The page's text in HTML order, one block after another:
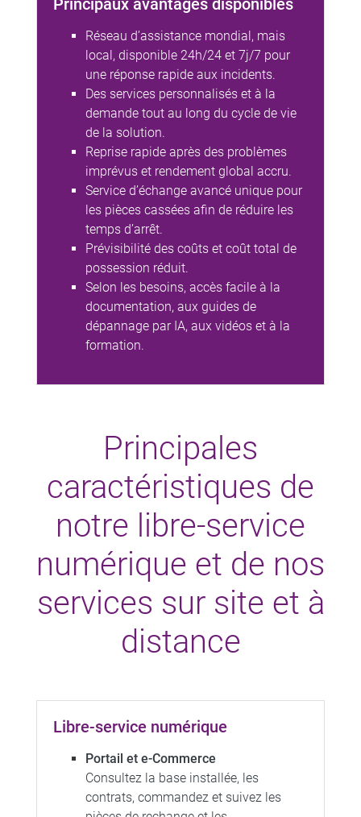
Principaux avantages disponibles
Réseau d’assistance mondial, mais
local, disponible 24h/24 et 7j/7 pour
une réponse rapide aux incidents.
Des services personnalisés et à la
demande tout au long du cycle de vie
de la solution.
Reprise rapide après des problèmes
imprévus et rendement global accru.
Service d’échange avancé unique pour
les pièces cassées afin de réduire les
temps d’arrêt.
Prévisibilité des coûts et coût total de
possession réduit.
Selon les besoins, accès facile à la
documentation, aux guides de
dépannage par IA, aux vidéos et à la
formation.
Principales
caractéristiques de
notre libre-service
numérique et de nos
services sur site et à
distance
Libre-service numérique
Portail et e-Commerce
Consultez la base installée, les
contrats, commandez et suivez les